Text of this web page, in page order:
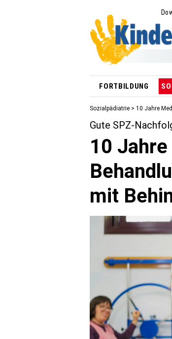
FORTBILDUNG
Sozialpädiatrie > 10 Jahre
Gute SPZ-
10
mit